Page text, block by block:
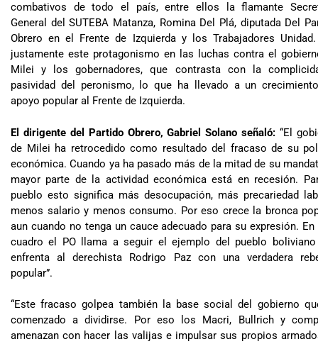
combativos de todo el país, entre ellos la flamante
General del SUTEBA Matanza, Romina Del Plá, diputada Del
Obrero en el Frente de Izquierda y los Trabajadores
justamente este protagonismo en las luchas contra el
Milei y los gobernadores, que contrasta con la
pasividad del peronismo, lo que ha llevado a un
apoyo popular al Frente de Izquierda.
El dirigente del Partido Obrero, Gabriel Solano señaló: “El
de Milei ha retrocedido como resultado del fracaso de su
económica. Cuando ya ha pasado más de la mitad de su
mayor parte de la actividad económica está en recesión.
pueblo esto significa más desocupación, más precariedad
menos salario y menos consumo. Por eso crece la bronca
aun cuando no tenga un cauce adecuado para su expresión. En
cuadro el PO llama a seguir el ejemplo del pueblo
enfrenta al derechista Rodrigo Paz con una verdadera
popular”.
“Este fracaso golpea también la base social del gobierno
comenzado a dividirse. Por eso los Macri, Bullrich y
amenazan con hacer las valijas e impulsar sus propios